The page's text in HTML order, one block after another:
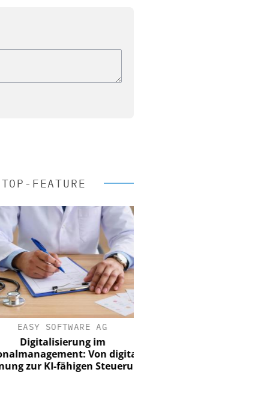
TOP-FEATURE
EASY SOFTWARE AG
Digitalisierung im
Von digitaler
zur KI-fähigen Steuerung